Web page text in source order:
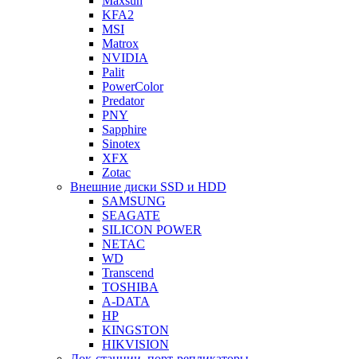
KFA2
MSI
Matrox
NVIDIA
Palit
PowerColor
Predator
PNY
Sapphire
Sinotex
XFX
Zotac
Внешние диски SSD и HDD
SAMSUNG
SEAGATE
SILICON POWER
NETAC
WD
Transcend
TOSHIBA
A-DATA
HP
KINGSTON
HIKVISION